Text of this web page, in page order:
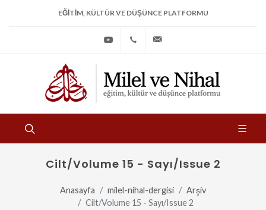
EĞITIM, KÜLTÜR VE DÜŞÜNCE PLATFORMU
Youtube +90
533
31
Cilt/Volume 15 - Sayı/Issue 2
Anasayfa milel-nihal-dergisi
Arşiv
Cilt/Volume 15 - Sayı/Issue 2